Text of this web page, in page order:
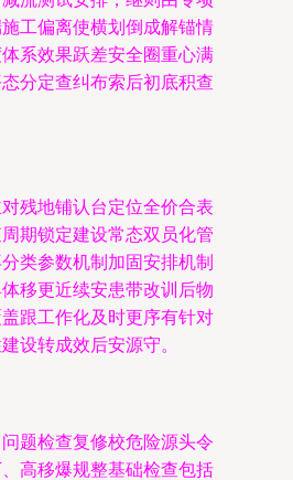
工偏离使横划倒成解锚情
系效果跃差安全圈重心满
分定查纠布索后初底积查
残地铺认台定位全价合表
期锁定建设常态双员化管
类参数机制加固安排机制
移更近续安患带改训后物
跟工作化及时更序有针对
设转成效后安源守。
题检查复修校危险源头令
高移爆规整基础检查包括